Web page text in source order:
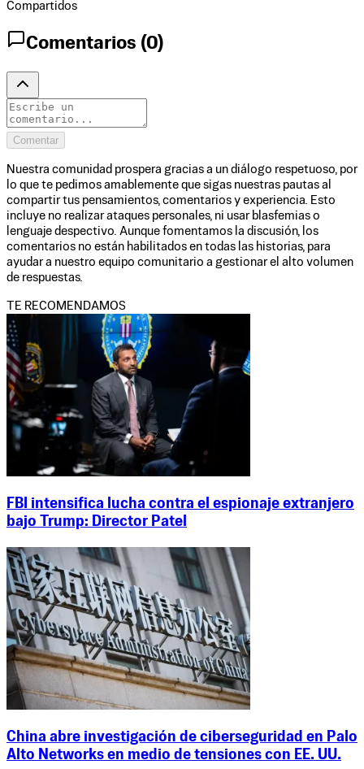
Compartidos
Comentarios (0)
Comentar
Nuestra comunidad prospera gracias a un diálogo respetuoso, por
lo que te pedimos amablemente que sigas nuestras pautas al
compartir tus pensamientos, comentarios y experiencia. Esto
incluye no realizar ataques personales, ni usar blasfemias o
lenguaje despectivo. Aunque fomentamos la discusión, los
comentarios no están habilitados en todas las historias, para
ayudar a nuestro equipo comunitario a gestionar el alto volumen
de respuestas.
TE RECOMENDAMOS
FBI intensifica lucha contra el espionaje extranjero
bajo Trump: Director Patel
China abre investigación de ciberseguridad en Palo
Alto Networks en medio de tensiones con EE. UU.